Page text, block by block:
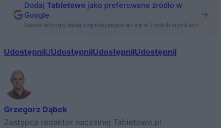
Dodaj Tabletowo jako preferowane źródło w
Google
Nasze artykuły będą częściej pojawiać się w Twoich wynikach
Udostępnij UdostępnijUdostępnijUdostępnij
Grzegorz Dąbek
Zastępca redaktor naczelnej Tabletowo.pl